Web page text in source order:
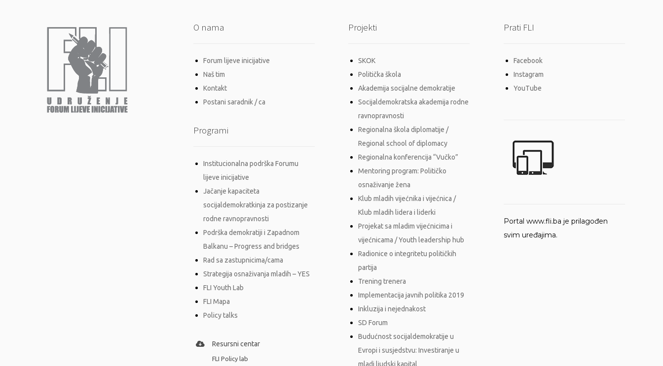
O nama
Forum lijeve inicijative
Naš tim
Kontakt
Postani saradnik / ca
Programi
Institucionalna podrška Forumu
lijeve inicijative
Jačanje kapaciteta
socijaldemokratkinja za postizanje
rodne ravnopravnosti
Podrška demokratiji i Zapadnom
Balkanu – Progress and bridges
Rad sa zastupnicima/cama
Strategija osnaživanja mladih – YES
FLI Youth Lab
FLI Mapa
Policy talks
Resursni centar
FLI Policy lab
Projekti
SKOK
Politička škola
Akademija socijalne demokratije
Socijaldemokratska akademija rodne
ravnopravnosti
Regionalna škola diplomatije /
Regional school of diplomacy
Regionalna konferencija “Vučko”
Mentoring program: Političko
osnaživanje žena
Klub mladih vijećnika i vijećnica /
Klub mladih lidera i liderki
Projekat sa mladim vijećnicima i
vijećnicama / Youth leadership hub
Radionice o integritetu političkih
partija
Trening trenera
Implementacija javnih politika 2019
Inkluzija i nejednakost
SD Forum
Budućnost socijaldemokratije u
Evropi i susjedstvu: Investiranje u
mladi ljudski kapital
Prati FLI
Facebook
Instagram
YouTube
Portal www.fli.ba je prilagođen
svim uređajima.